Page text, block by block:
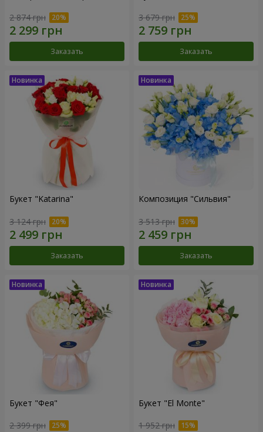
2 874 грн
Заказать
3 679 грн
Заказать
Букет "Katarina"
3 124 грн
Заказать
Композиция "Сильвия"
3 513 грн
Заказать
Букет "Фея"
2 399 грн
Букет "El Monte"
1 952 грн